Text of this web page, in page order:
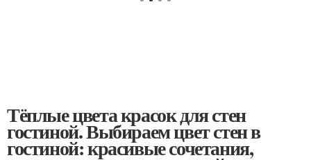
Тёплые цвета красок для стен
гостиной. Выбираем цвет стен в
гостиной: красивые сочетания,